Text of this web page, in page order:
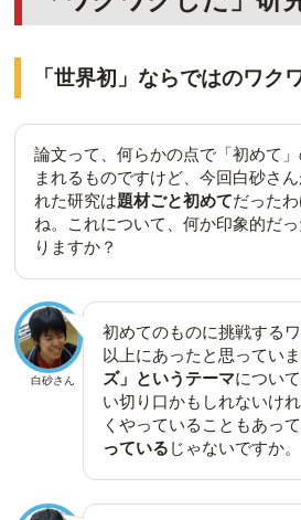
「世界初」ならではのワク
論文って、何らかの点で「初めて
まれるものですけど、今回白砂さ
れた研究は題材ごと初めてだった
ね。これについて、何か印象的だ
りますか？
白砂さん
初めてのものに挑戦する
以上にあったと思ってい
ズ」というテーマについ
い切り口かもしれないけ
くやっていることもあって
っている じゃないですか。